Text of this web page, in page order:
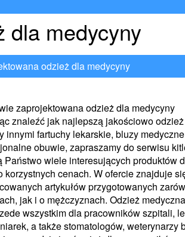
dla medycyny
odzież dla medycyny
zaprojektowana odzież dla medycyny
znaleźć jak najlepszą jakościowo
innymi fartuchy lekarskie, bluzy
obuwie, zapraszamy do serwisu
Państwo wiele interesujących produktów
korzystnych cenach. W ofercie znajduje
artykułów przygotowanych
jak i o mężczyznach. Odzież
wszystkim dla pracowników szpitali,
a także stomatologów, weterynarzy